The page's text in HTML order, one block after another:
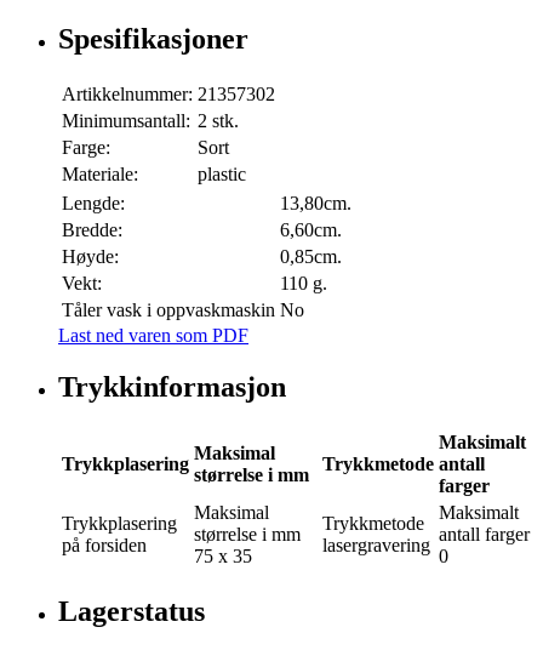
Spesifikasjoner
Artikkelnummer: 21357302
Minimumsantall: 2 stk.
Farge:
Sort
Materiale:
plastic
Lengde:
13,80cm.
Bredde:
6,60cm.
Høyde:
0,85cm.
Vekt:
110 g.
Tåler vask i oppvaskmaskin No
Last ned varen som PDF
Trykkinformasjon
Trykkplasering
Maksimal
størrelse i mm
Trykkmetode
Maksimalt
antall
farger
Trykkplasering
på forsiden
Maksimal
størrelse i mm
75 x 35
Trykkmetode
lasergravering
Maksimalt
antall farger
0
Lagerstatus